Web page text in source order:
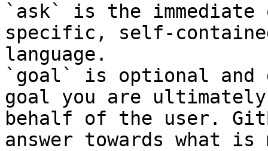
`ask` is the
specific, self-
language.
`goal` is optional and
goal you are
behalf of the user.
answer towards what